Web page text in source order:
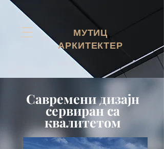
МУТИЦ
АРКИТЕКТЕР
Савремени дизајн
сервиран са
квалитетом